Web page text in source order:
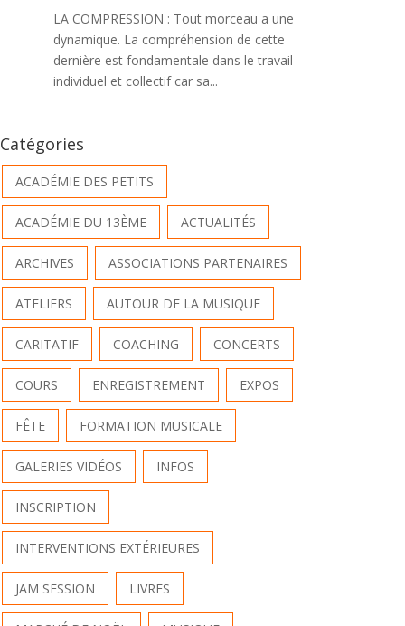
LA COMPRESSION : Tout morceau a une
dynamique. La compréhension de cette
dernière est fondamentale dans le travail
individuel et collectif car sa...
Catégories
ACADÉMIE DES PETITS
ACADÉMIE DU 13ÈME ACTUALITÉS
ARCHIVES ASSOCIATIONS PARTENAIRES
ATELIERS AUTOUR DE LA MUSIQUE
CARITATIF COACHING CONCERTS
COURS ENREGISTREMENT EXPOS
FÊTE FORMATION MUSICALE
GALERIES VIDÉOS INFOS
INSCRIPTION
INTERVENTIONS EXTÉRIEURES
JAM SESSION LIVRES